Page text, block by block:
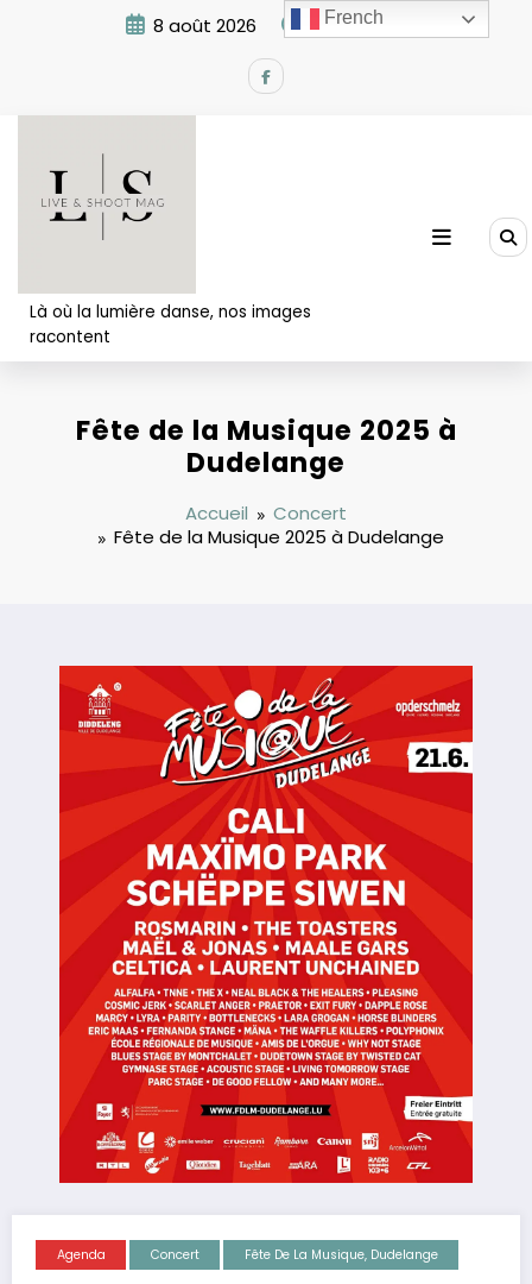
8 août 2026 9:26:39 AM
Là où la lumière danse, nos images
racontent
Fête de la Musique 2025 à
Dudelange
Accueil
Concert
Fête de la Musique 2025 à Dudelange
Agenda Concert Fête De La Musique, Dudelange
French